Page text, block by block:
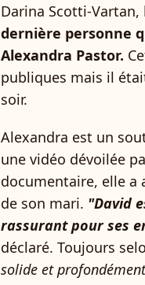
Darina Scotti-
dernière personne
Alexandra Pastor.
publiques mais il
soir.
Alexandra est un
une vidéo dévoilée
documentaire, elle a
de son mari. "David
rassurant pour ses
déclaré. Toujours
solide et